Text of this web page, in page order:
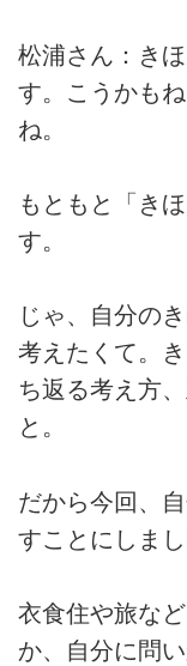
松浦さん：き
す。こうかも
ね。
もともと「き
す。
じゃ、自分の
考えたくて。
ち返る考え方
と。
だから今回、
すことにしまし
衣食住や旅な
か、自分に問